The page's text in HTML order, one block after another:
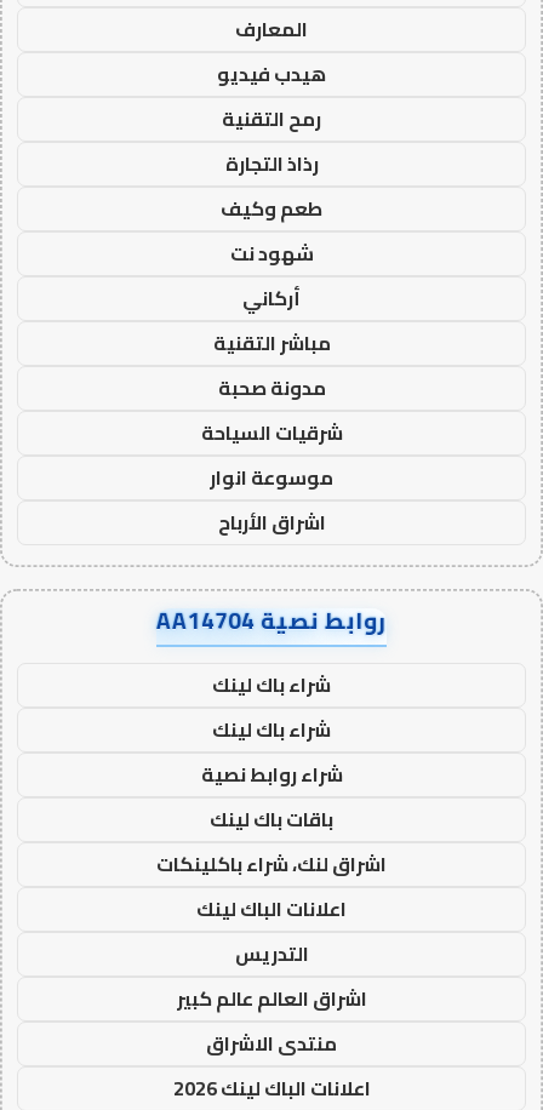
المعارف
هيدب فيديو
رمح التقنية
رذاذ التجارة
طعم وكيف
شهود نت
أركاني
مباشر التقنية
مدونة صحبة
شرقيات السياحة
موسوعة انوار
اشراق الأرباح
روابط نصية AA14704
شراء باك لينك
شراء باك لينك
شراء روابط نصية
باقات باك لينك
اشراق لنك، شراء باكلينكات
اعلانات الباك لينك
التدريس
اشراق العالم عالم كبير
منتدى الاشراق
اعلانات الباك لينك 2026